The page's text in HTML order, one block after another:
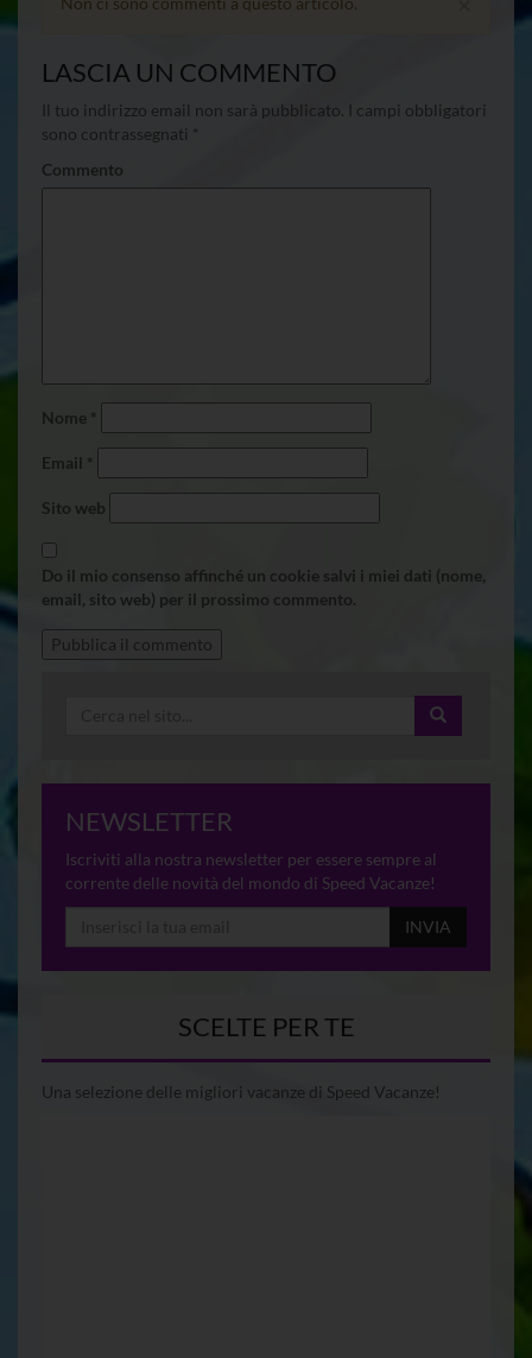
LASCIA UN COMMENTO
Il tuo indirizzo email non sarà pubblicato. I campi obbligatori
sono contrassegnati *
Commento
Nome *
Email *
Sito web
Do il mio consenso affinché un cookie salvi i miei dati (nome,
email, sito web) per il prossimo commento.
NEWSLETTER
Iscriviti alla nostra newsletter per essere sempre al
corrente delle novità del mondo di Speed Vacanze!
INVIA
SCELTE PER TE
Una selezione delle migliori vacanze di Speed Vacanze!